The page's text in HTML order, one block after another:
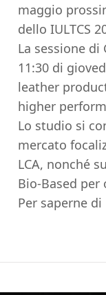
maggio
dello IULTCS
La sessione di
11:30 di
leather
higher
Lo studio si
mercato
LCA, nonché
Bio-Based
Per saperne